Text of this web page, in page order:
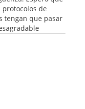
de
tengan que pasar